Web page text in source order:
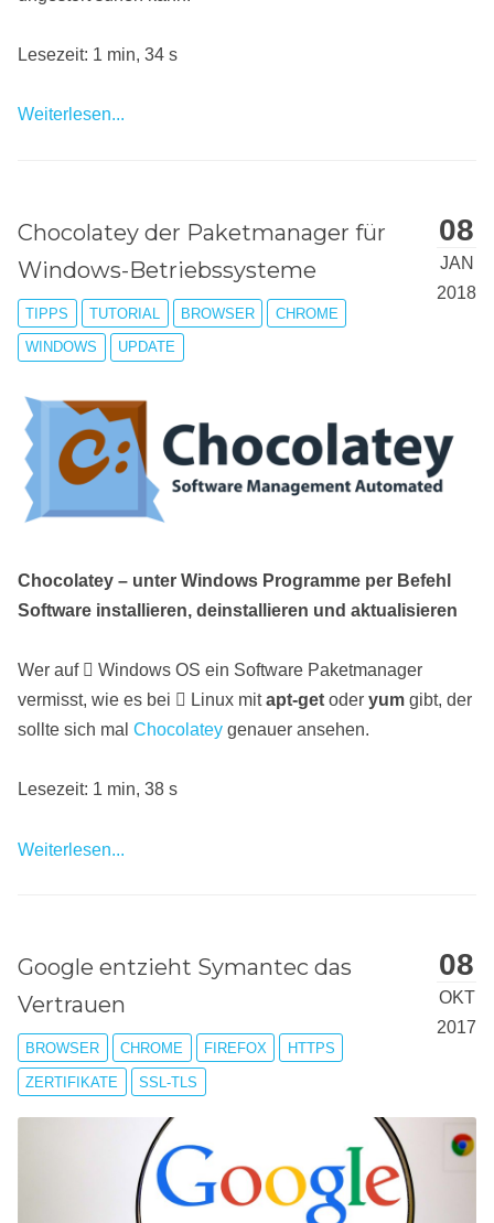
Lesezeit: 1 min, 34 s
Weiterlesen...
08
JAN
2018
Chocolatey der Paketmanager für
Windows-Betriebssysteme
TIPPS TUTORIAL BROWSER CHROME
WINDOWS UPDATE
Chocolatey – unter Windows Programme per Befehl
Software installieren, deinstallieren und aktualisieren
Wer auf
Windows OS ein Software Paketmanager
vermisst, wie es bei
Linux mitapt-get oder yum gibt, der
sollte sich mal Chocolatey genauer ansehen.
Lesezeit: 1 min, 38 s
Weiterlesen...
08
OKT
2017
Google entzieht Symantec das
Vertrauen
BROWSER CHROME FIREFOX HTTPS
ZERTIFIKATE SSL-TLS